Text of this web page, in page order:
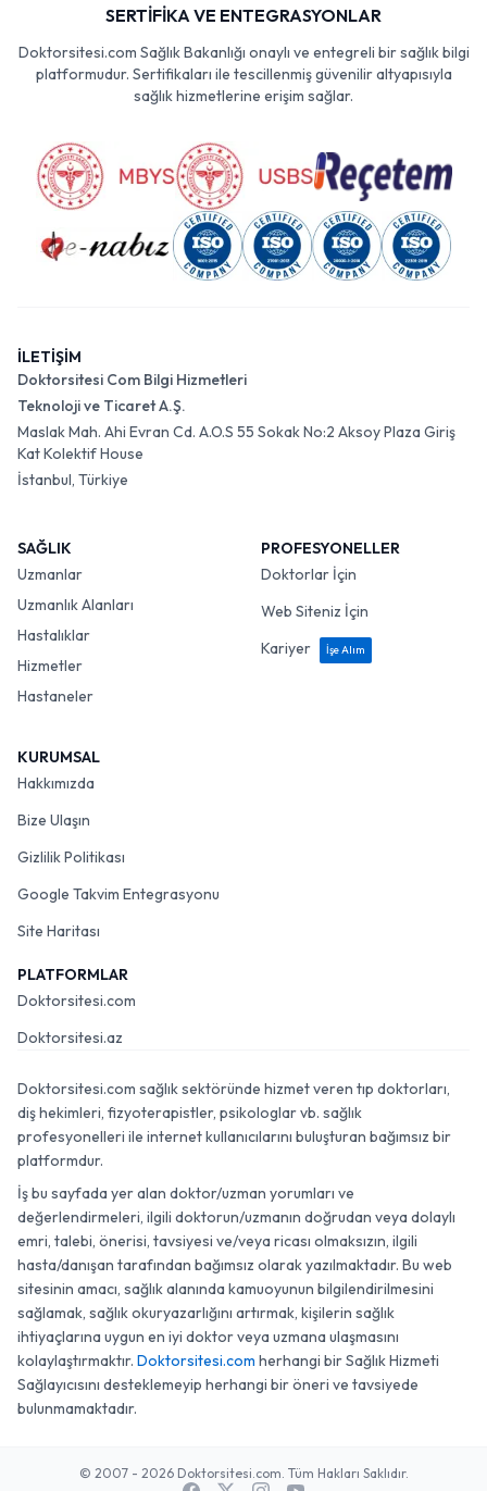
SERTİFİKA VE ENTEGRASYONLAR
Doktorsitesi.com Sağlık Bakanlığı onaylı ve entegreli bir sağlık bilgi
platformudur. Sertifikaları ile tescillenmiş güvenilir altyapısıyla
sağlık hizmetlerine erişim sağlar.
İLETİŞİM
Doktorsitesi Com Bilgi Hizmetleri
Teknoloji ve Ticaret A.Ş.
Maslak Mah. Ahi Evran Cd. A.O.S 55 Sokak No:2 Aksoy Plaza Giriş
Kat Kolektif House
İstanbul, Türkiye
SAĞLIK
Uzmanlar
Uzmanlık Alanları
Hastalıklar
Hizmetler
Hastaneler
PROFESYONELLER
Doktorlar İçin
Web Siteniz İçin
Kariyer
İşe Alım
KURUMSAL
Hakkımızda
Bize Ulaşın
Gizlilik Politikası
Google Takvim Entegrasyonu
Site Haritası
PLATFORMLAR
Doktorsitesi.com
Doktorsitesi.az
Doktorsitesi.com sağlık sektöründe hizmet veren tıp doktorları,
diş hekimleri, fizyoterapistler, psikologlar vb. sağlık
profesyonelleri ile internet kullanıcılarını buluşturan bağımsız bir
platformdur.
İş bu sayfada yer alan doktor/uzman yorumları ve
değerlendirmeleri, ilgili doktorun/uzmanın doğrudan veya dolaylı
emri, talebi, önerisi, tavsiyesi ve/veya ricası olmaksızın, ilgili
hasta/danışan tarafından bağımsız olarak yazılmaktadır. Bu web
sitesinin amacı, sağlık alanında kamuoyunun bilgilendirilmesini
sağlamak, sağlık okuryazarlığını artırmak, kişilerin sağlık
ihtiyaçlarına uygun en iyi doktor veya uzmana ulaşmasını
kolaylaştırmaktır. Doktorsitesi.com herhangi bir Sağlık Hizmeti
Sağlayıcısını desteklemeyip herhangi bir öneri ve tavsiyede
bulunmamaktadır.
© 2007 - 2026 Doktorsitesi.com. Tüm Hakları Saklıdır.